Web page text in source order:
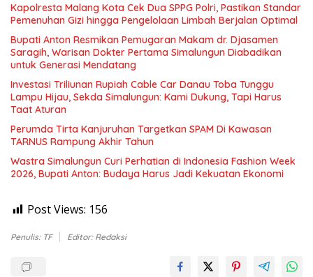
Kapolresta Malang Kota Cek Dua SPPG Polri, Pastikan Standar
Pemenuhan Gizi hingga Pengelolaan Limbah Berjalan Optimal
Bupati Anton Resmikan Pemugaran Makam dr. Djasamen
Saragih, Warisan Dokter Pertama Simalungun Diabadikan
untuk Generasi Mendatang
Investasi Triliunan Rupiah Cable Car Danau Toba Tunggu
Lampu Hijau, Sekda Simalungun: Kami Dukung, Tapi Harus
Taat Aturan
Perumda Tirta Kanjuruhan Targetkan SPAM Di Kawasan
TARNUS Rampung Akhir Tahun
Wastra Simalungun Curi Perhatian di Indonesia Fashion Week
2026, Bupati Anton: Budaya Harus Jadi Kekuatan Ekonomi
Post Views: 156
Penulis: TF Editor: Redaksi